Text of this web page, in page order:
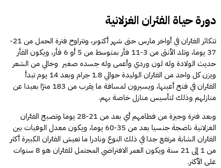
دورة حياة الفئران الغزلانية
تتكاثر الفئران في أواخر مارس حتى شهر أكتوبر، وتتراوح فترة الحمل من 21-
37 يوما، وتلد الأنثى من 3-11 فأر بمتوسط من 5 أو 6 فأر، ويكون الفأر
حديث الولادة وله لون وردي وأعمى وله جسده صغير وخالي من الشعر
ويزن كل واحد من الفئران الوليدة حوالي 1.8 جرام وبعد 14 يوم تبدأ
الفئران في فتح أعينها، ويسيرون لمسافة ما يقرب من 183 مترًا بعيدا عن
منازلهم وذلك لتأسيس منازل خاصة بهم.
وبعد فترة وجيزة من فطامهم أي بعد من 21-28 يوما وتصبح الفئران
الغزلانية ناضجة جنسيا بعد من 35-60 يوما، ويكون معدل الوفيات بين
الفئران الشابة مرتفع جدا في ذلك النوع ونادرا ما تعيش الفئران الكبيرة أكثر
من 1 إلى 21 سنة ويكون العمر الافتراضي المحتمل للفئران هو 8 سنوات
على الأكثر.